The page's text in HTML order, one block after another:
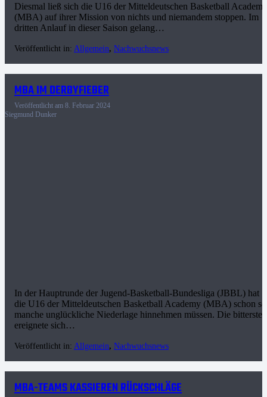
Diesmal ließ sich die U16 der Mitteldeutschen Basketball Academy
(MBA) auf ihrer Mission von nichts und niemandem stoppen. Im
dritten Anlauf in dieser Saison gelang…
Veröffentlicht in: Allgemein, Nachwuchsnews
MBA IM DERBYFIEBER
Veröffentlicht am 8. Februar 2024
Siegmund Dunker
In der Hauptrunde der Jugend-Basketball-Bundesliga (JBBL) hat
die U16 der Mitteldeutschen Basketball Academy (MBA) schon so
manche unglückliche Niederlage hinnehmen müssen. Die bitterste
ereignete sich…
Veröffentlicht in: Allgemein, Nachwuchsnews
MBA-TEAMS KASSIEREN RÜCKSCHLÄGE